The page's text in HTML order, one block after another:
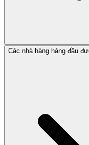
Các nhà hàng hàng đầu